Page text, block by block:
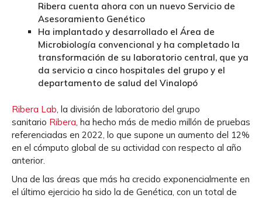
Ribera cuenta ahora con un nuevo Servicio de
Asesoramiento Genético
Ha implantado y desarrollado el Área de
Microbiología convencional y ha completado la
transformación de su laboratorio central, que ya
da servicio a cinco hospitales del grupo y el
departamento de salud del Vinalopó
Ribera Lab, la división de laboratorio del grupo
sanitario Ribera, ha hecho más de medio millón de pruebas
referenciadas en 2022, lo que supone un aumento del 12%
en el cómputo global de su actividad con respecto al año
anterior.
Una de las áreas que más ha crecido exponencialmente en
el último ejercicio ha sido la de Genética, con un total de